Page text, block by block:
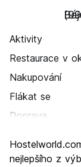
Aktivity
Restaurace v
Nakupování
Flákat se
Doprava
Kultura
nejlepšího z